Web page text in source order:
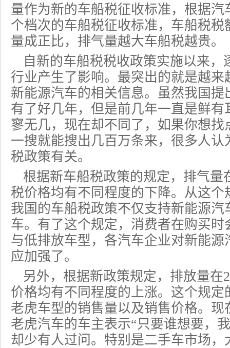
量作为新的车船税征收标准，根据
个档次的车船税征收标准，车船税
量成正比，排气量越大车船税越贵。
自新的车船税税收政策实施以来
行业产生了影响。最突出的就是越
新能源汽车的相关信息。虽然我国
有了好几年，但是前几年一直是鲜
寥无几，现在却不同了，如果你想
一搜就能搜出几百万条来，很多人
税政策有关。
根据新车船税政策的规定，排气量
税价格均有不同程度的下降。从这
我国的车船税政策不仅支持新能源
车。有了这个规定，消费者在购买
与低排放车型，各汽车企业对新能
应加强了。
另外，根据新政策规定，排放量在
价格均有不同程度的上涨。这个规
老虎车型的销售量以及销售价格。
老虎汽车的车主表示“只要谁想要，
却少有人过问。特别是二手车市场